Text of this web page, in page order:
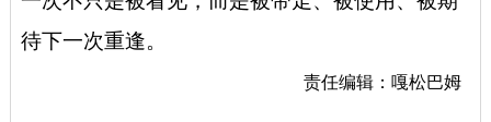
待下一次重逢。
责任编辑：嘎松巴姆